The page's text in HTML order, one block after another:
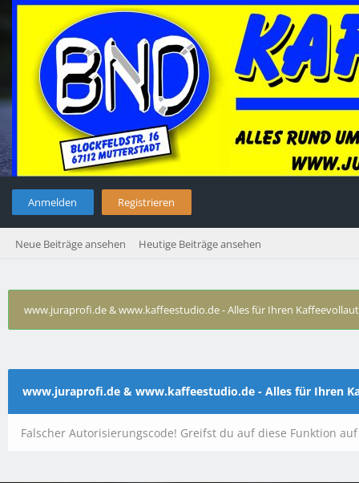
Anmelden Registrieren
Neue Beiträge ansehen Heutige Beiträge ansehen
www.juraprofi.de & www.kaffeestudio.de - Alles für Ihren
www.juraprofi.de & www.kaffeestudio.de - Alles für Ihren
Falscher Autorisierungscode! Greifst du auf diese Funktion